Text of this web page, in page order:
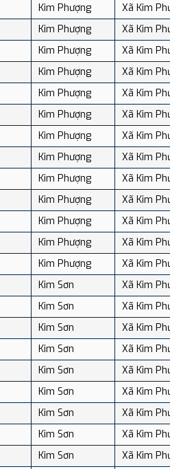
Kim Phượng
Xã Kim
Kim Phượng
Xã Kim
Kim Phượng
Xã Kim
Kim Phượng
Xã Kim
Kim Phượng
Xã Kim
Kim Phượng
Xã Kim
Kim Phượng
Xã Kim
Kim Phượng
Xã Kim
Kim Phượng
Xã Kim
Kim Phượng
Xã Kim
Kim Phượng
Xã Kim
Kim Phượng
Xã Kim
Kim Phượng
Xã Kim
Kim Sơn
Xã Kim
Kim Sơn
Xã Kim
Kim Sơn
Xã Kim
Kim Sơn
Xã Kim
Kim Sơn
Xã Kim
Kim Sơn
Xã Kim
Kim Sơn
Xã Kim
Kim Sơn
Xã Kim
Kim Sơn
Xã Kim